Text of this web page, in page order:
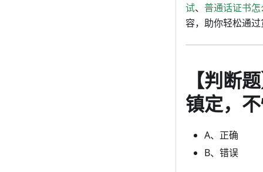
试、 普通话证书
容，助你轻松通
【判断
镇定，
A、正确
B、错误